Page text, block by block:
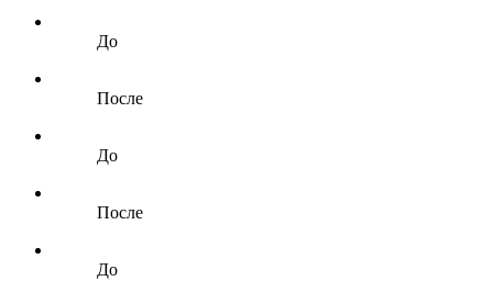
До
После
До
После
До